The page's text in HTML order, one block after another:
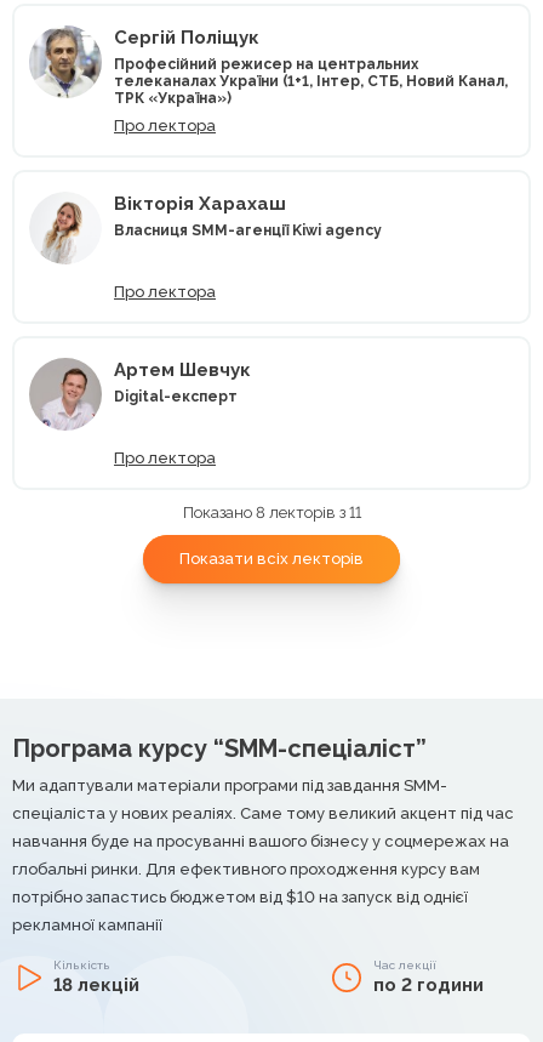
Сергій Поліщук
Професійний режисер на центральних
телеканалах України (1+1, Інтер, СТБ, Новий Канал,
ТРК «Україна»)
Про лектора
Вікторія Харахаш
Власниця SMM-агенції Kiwi agency
Про лектора
Артем Шевчук
Digital-експерт
Про лектора
Показано 8 лекторів з 11
Показати всіх лекторів
Програма курсу “SMM-спеціаліст”
Ми адаптували матеріали програми під завдання SMM-
спеціаліста у нових реаліях. Саме тому великий акцент під час
навчання буде на просуванні вашого бізнесу у соцмережах на
глобальні ринки. Для ефективного проходження курсу вам
потрібно запастись бюджетом від $10 на запуск від однієї
рекламної кампанії
Кількість
18 лекцій
Час лекції
по 2 години